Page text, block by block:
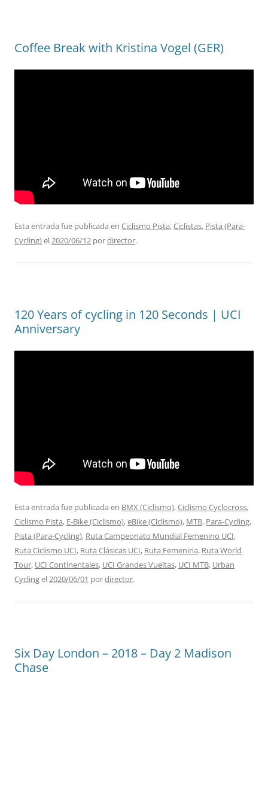
Coffee Break with Kristina Vogel (GER)
Esta entrada fue publicada en Ciclismo Pista,Ciclistas, Pista (Para-
Cycling)el2020/06/12 pordirector.
120 Years of cycling in 120 Seconds | UCI
Anniversary
Esta entrada fue publicada en BMX (Ciclismo),Ciclismo Cyclocross,
Ciclismo Pista, E-Bike (Ciclismo),eBike (Ciclismo), MTB, Para-Cycling,
Pista (Para-Cycling), Ruta Campeonato Mundial Femenino UCI,
Ruta Ciclismo UCI, Ruta Clásicas UCI, Ruta Femenina, Ruta World
Tour, UCI Continentales, UCI Grandes Vueltas, UCI MTB, Urban
Cyclingel2020/06/01 pordirector.
Six Day London – 2018 – Day 2 Madison
Chase